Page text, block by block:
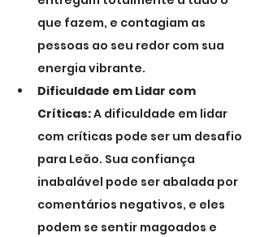
que fazem, e contagiam as
pessoas ao seu redor com sua
energia vibrante.
Dificuldade em Lidar com
Críticas: A dificuldade em lidar
com críticas pode ser um desafio
para Leão. Sua confiança
inabalável pode ser abalada por
comentários negativos, e eles
podem se sentir magoados e